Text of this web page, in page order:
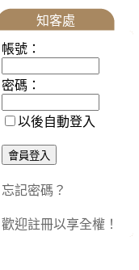
知客處
帳號：
密碼：
以後自動登入
忘記密碼？
歡迎註冊以享全權！